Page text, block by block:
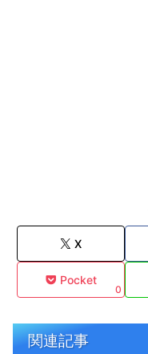
X
Pocket
0
関連記事